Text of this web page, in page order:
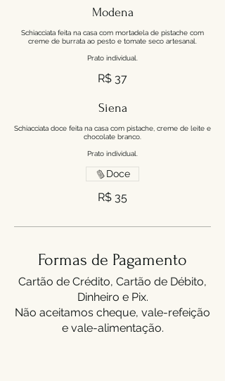
Modena
Schiacciata feita na casa com mortadela de pistache com
creme de burrata ao pesto e tomate seco artesanal.
Prato individual.
R$ 37
Siena
Schiacciata doce feita na casa com pistache, creme de leite e
chocolate branco.
Prato individual.
R$ 35
Doce
Formas de Pagamento
Cartão de Crédito, Cartão de Débito,
Dinheiro e Pix.
Não aceitamos cheque, vale-refeição
e vale-alimentação.